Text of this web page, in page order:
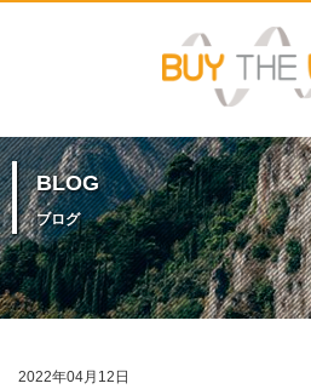
BLOG
ブログ
2022年04月12日